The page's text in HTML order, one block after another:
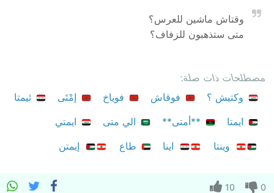
وقتاش ماشين للعرس؟
متى ستذهبون للزفاف؟
مصطلحات ذات صلة:
وكتيش ؟
فوقاش فوياخ إمْتَى
ئيمتا
ايمتا
**أمتى** الي متى
ايمتي
وينتا
اينا طاع إيمتن
0
10